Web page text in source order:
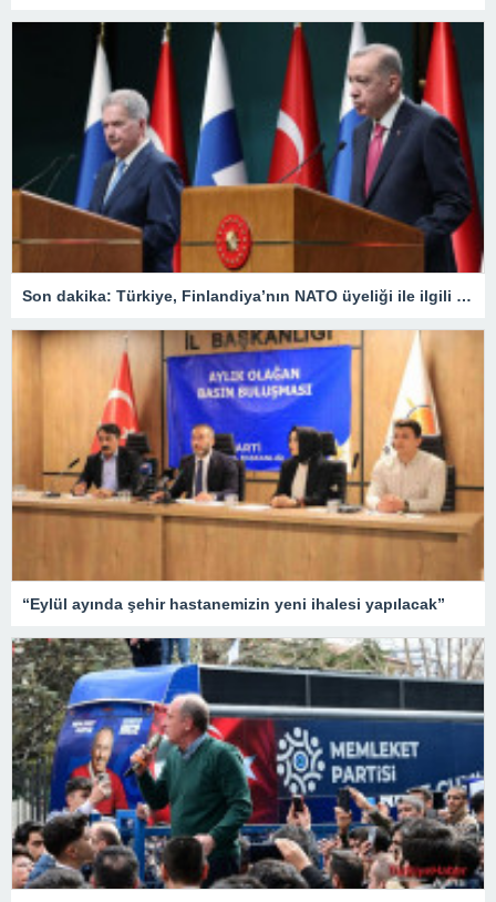
Son dakika: Türkiye, Finlandiya’nın NATO üyeliği ile ilgili ne karar verdi? Cumhurbaşkanı Erdoğan duyurdu: ‘Onay sürecini başlatmaya karar verdik’
“Eylül ayında şehir hastanemizin yeni ihalesi yapılacak”